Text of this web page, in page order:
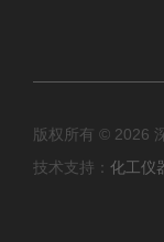
版权所有 © 2026
技术支持： 化工仪